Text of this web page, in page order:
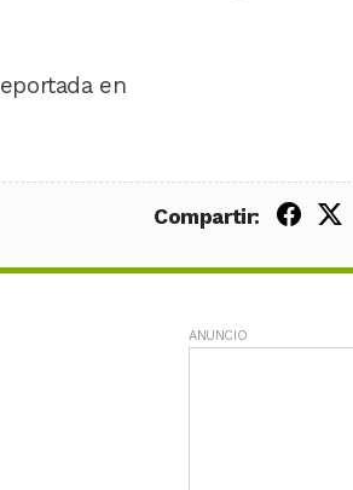
en
Compartir:
ANUNCIO